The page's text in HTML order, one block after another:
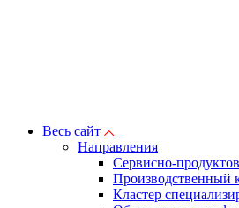
Весь сайт
Направления
Сервисно-
Производственный
Кластер